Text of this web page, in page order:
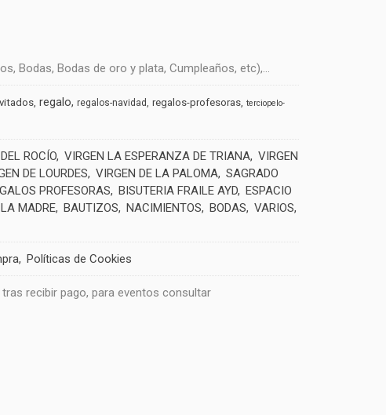
Bodas, Bodas de oro y plata, Cumpleaños, etc),...
regalo regalos-navidad regalos-profesoras terciopelo-
ROCÍO VIRGEN LA ESPERANZA DE TRIANA VIRGEN
DE LOURDES VIRGEN DE LA PALOMA SAGRADO
PROFESORAS BISUTERIA FRAILE AYD ESPACIO
MADRE BAUTIZOS NACIMIENTOS BODAS
VARIOS
Políticas de Cookies
recibir pago, para eventos consultar